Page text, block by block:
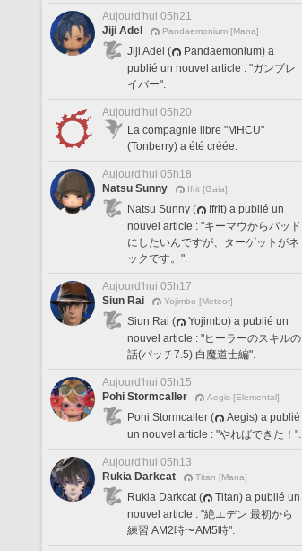
Aujourd'hui 05h21
Jiji Adel
Pandaemonium [Mana]
Jiji Adel (
Pandaemonium) a
publié un nouvel article : "ガンブレ
イバー".
Aujourd'hui 05h20
La compagnie libre "MHCU"
(Tonberry) a été créée.
Aujourd'hui 05h18
Natsu Sunny
Ifrit [Gaia]
Natsu Sunny (
Ifrit) a publié un
nouvel article : "キーマウからパッド
にしたいんですが、ターゲットがネ
ックです。".
Aujourd'hui 05h17
Siun Rai
Yojimbo [Meteor]
Siun Rai (
Yojimbo) a publié un
nouvel article : "ヒーラーのスキルの
話(パッチ7.5) 白魔道士編".
Aujourd'hui 05h15
Pohi Stormcaller
Aegis [Elemental]
Pohi Stormcaller (
Aegis) a publié
un nouvel article : "やればできた！".
Aujourd'hui 05h13
Rukia Darkcat
Titan [Mana]
Rukia Darkcat (
Titan) a publié un
nouvel article : "絶エデン 最初から
練習 AM2時〜AM5時".